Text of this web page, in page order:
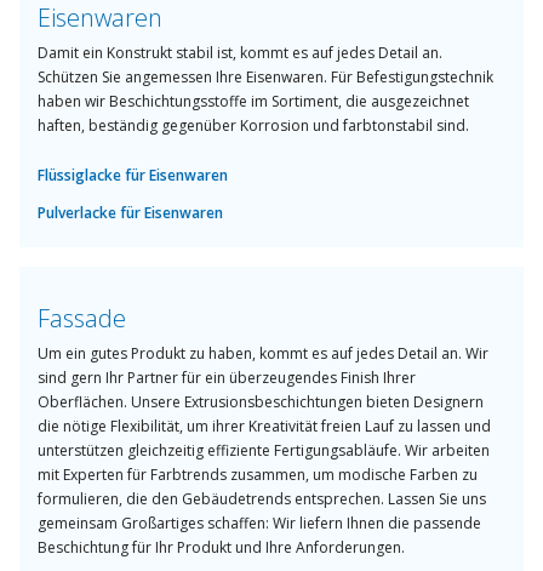
Eisenwaren
Damit ein Konstrukt stabil ist, kommt es auf jedes Detail an.
Schützen Sie angemessen Ihre Eisenwaren. Für Befestigungstechnik
haben wir Beschichtungsstoffe im Sortiment, die ausgezeichnet
haften, beständig gegenüber Korrosion und farbtonstabil sind.
Flüssiglacke für Eisenwaren
Pulverlacke für Eisenwaren
Fassade
Um ein gutes Produkt zu haben, kommt es auf jedes Detail an. Wir
sind gern Ihr Partner für ein überzeugendes Finish Ihrer
Oberflächen. Unsere Extrusionsbeschichtungen bieten Designern
die nötige Flexibilität, um ihrer Kreativität freien Lauf zu lassen und
unterstützen gleichzeitig effiziente Fertigungsabläufe. Wir arbeiten
mit Experten für Farbtrends zusammen, um modische Farben zu
formulieren, die den Gebäudetrends entsprechen. Lassen Sie uns
gemeinsam Großartiges schaffen: Wir liefern Ihnen die passende
Beschichtung für Ihr Produkt und Ihre Anforderungen.